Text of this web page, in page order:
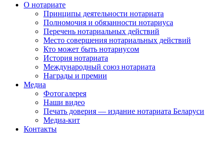
О нотариате
Принципы деятельности нотариата
Полномочия и обязанности нотариуса
Перечень нотариальных действий
Место совершения нотариальных действий
Кто может быть нотариусом
История нотариата
Международный союз нотариата
Награды и премии
Медиа
Фотогалерея
Наши видео
Печать доверия — издание нотариата Беларуси
Медиа-кит
Контакты